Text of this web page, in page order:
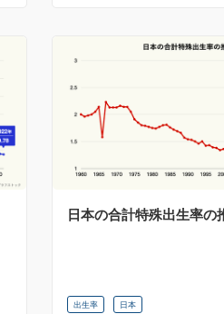
日本の合計特殊出生率の
出生率 日本